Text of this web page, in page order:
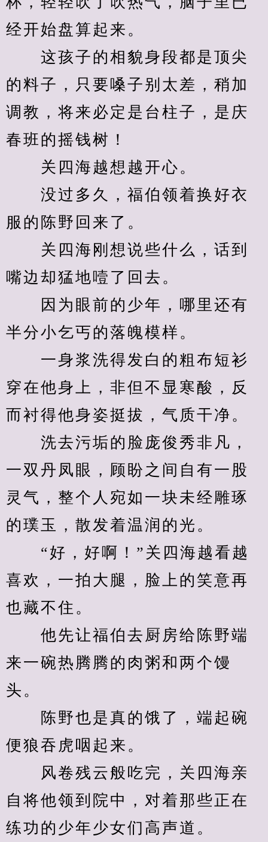
经开始盘算起来。
这孩子的相貌身段都是顶尖
的料子，只要嗓子别太差，稍加
调教，将来必定是台柱子，是庆
春班的摇钱树！
关四海越想越开心。
没过多久，福伯领着换好衣
服的陈野回来了。
关四海刚想说些什么，话到
嘴边却猛地噎了回去。
因为眼前的少年，哪里还有
半分小乞丐的落魄模样。
一身浆洗得发白的粗布短衫
穿在他身上，非但不显寒酸，反
而衬得他身姿挺拔，气质干净。
洗去污垢的脸庞俊秀非凡，
一双丹凤眼，顾盼之间自有一股
灵气，整个人宛如一块未经雕琢
的璞玉，散发着温润的光。
“好，好啊！”关四海越看越
喜欢，一拍大腿，脸上的笑意再
也藏不住。
他先让福伯去厨房给陈野端
来一碗热腾腾的肉粥和两个馒
头。
陈野也是真的饿了，端起碗
便狼吞虎咽起来。
风卷残云般吃完，关四海亲
自将他领到院中，对着那些正在
练功的少年少女们高声道。